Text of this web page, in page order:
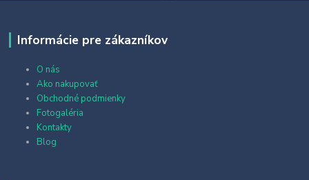
Informácie pre zákazníkov
O nás
Ako nakupovať
Obchodné podmienky
Fotogaléria
Kontakty
Blog